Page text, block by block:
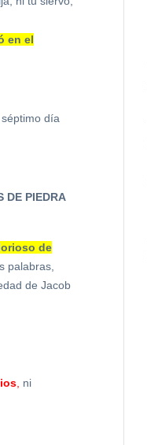
en el
día
DE PIEDRA
de
palabras,
de Jacob
ni